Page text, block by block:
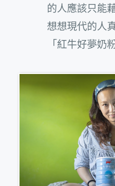
的人應該只能
想想現代的人
「紅牛好夢奶